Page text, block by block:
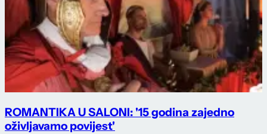
ROMANTIKA U SALONI: '15 godina zajedno
oživljavamo povijest'